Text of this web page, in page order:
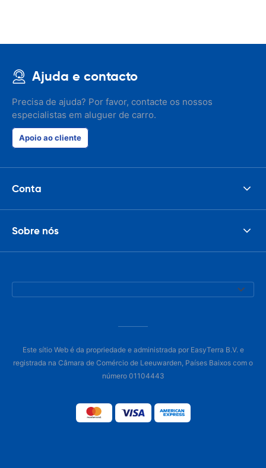
Ajuda e contacto
Precisa de ajuda? Por favor, contacte os nossos
especialistas em aluguer de carro.
Apoio ao cliente
Conta
Sobre nós
Este sítio Web é da propriedade e administrada por EasyTerra B.V. e
registrada na Câmara de Comércio de Leeuwarden, Países Baixos com o
número 01104443